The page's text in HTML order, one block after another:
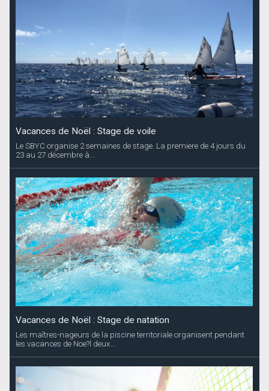
Vacances de Noël : Stage de voile
Le SBYC organise 2 semaines de stage. La premiere de 4 jours du
23 au 27 décembre à...
Vacances de Noël : Stage de natation
Les maîtres-nageurs de la piscine territoriale organisent pendant
les vacances de Noe?l deux...